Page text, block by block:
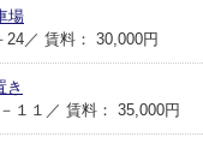
場
24／ 賃料： 30,000円
き
１１／ 賃料： 35,000円